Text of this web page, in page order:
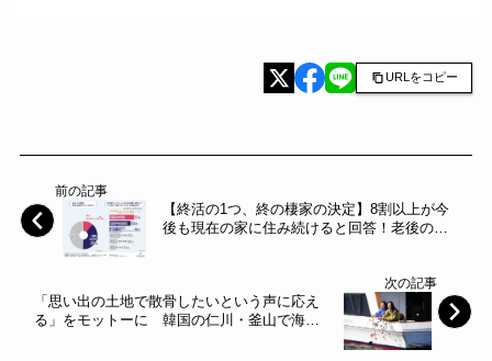
URLをコピー
前の記事
【終活の1つ、終の棲家の決定】8割以上が今
後も現在の家に住み続けると回答！老後の住
次の記事
「思い出の土地で散骨したいという声に応え
る」をモットーに 韓国の仁川・釜山で海洋